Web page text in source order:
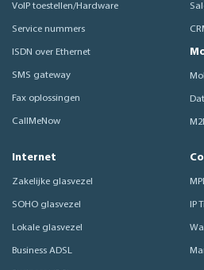
VoIP toestellen/Hardware
Service nummers
ISDN over Ethernet
SMS gateway
Fax oplossingen
CallMeNow
Internet
Zakelijke glasvezel
SOHO glasvezel
Lokale glasvezel
Business ADSL
IP